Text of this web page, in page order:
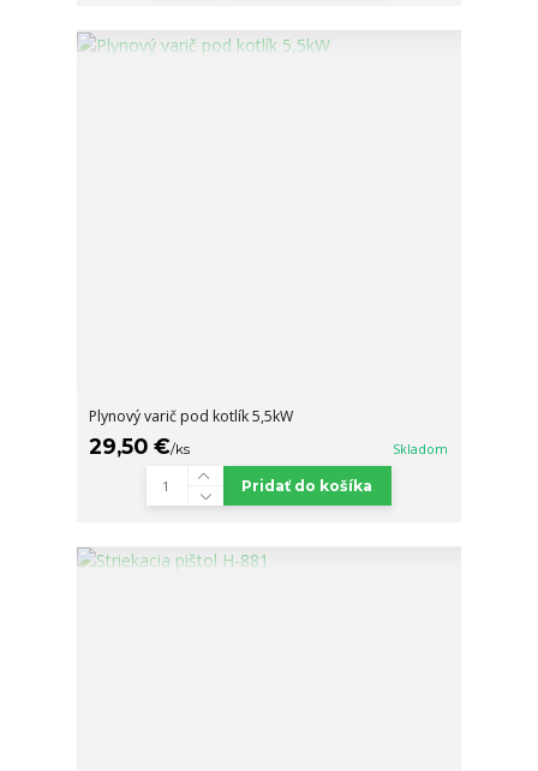
Plynový varič pod kotlík 5,5kW
29,50 €/ks Skladom
Pridať do košíka